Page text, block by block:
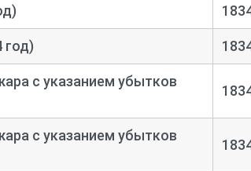
год)
с указанием убытков
с указанием убытков